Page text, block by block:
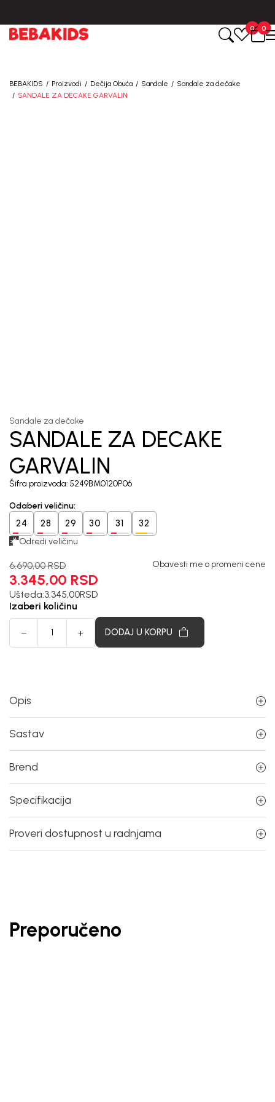
0
0
BEBAKIDS Proizvodi Dečija Obuća Sandale
Sandale za dečake
SANDALE ZA DECAKE GARVALIN
Sandale za dečake
SANDALE ZA DECAKE
GARVALIN
Šifra proizvoda: 5249BM0120P06
Odaberi veličinu:
24 28 29 30 31 32
Odredi veličinu
6.690,00 RSD
3.345,00 RSD
Ušteda:3.345,00RSD
Obavesti me o promeni cene
Izaberi količinu
DODAJ U KORPU
Opis
Sastav
Brend
Specifikacija
Proveri dostupnost u radnjama
Preporučeno